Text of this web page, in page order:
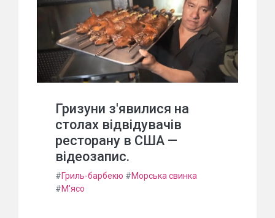
Гризуни з'явилися на
столах відвідувачів
ресторану в США —
відеозапис.
#Гриль-барбекю #Морська свинка
#М'ясо